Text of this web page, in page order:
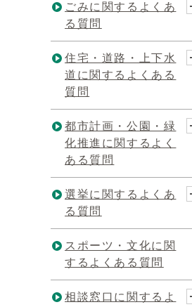
ごみに関するよくあ
る質問
住宅・道路・上下水
道に関するよくある
質問
都市計画・公園・緑
化推進に関するよく
ある質問
選挙に関するよくあ
る質問
スポーツ・文化に関
するよくある質問
相談窓口に関するよ